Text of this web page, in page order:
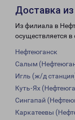
Доставка
Из филиала в
осуществляется
Нефтеюганск
Салым
Игль (ж/д
Куть-Ях
Сингапай
Каркатеевы